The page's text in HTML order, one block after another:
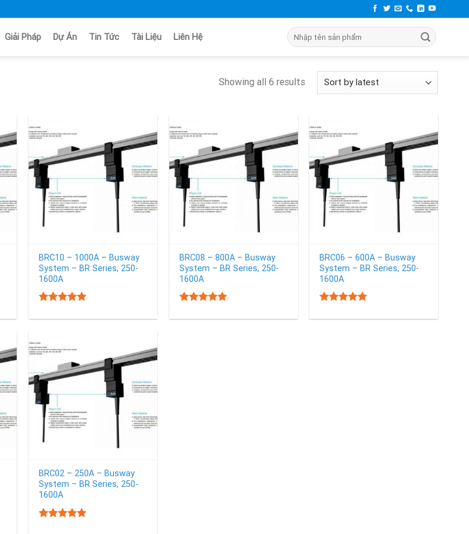
Giải Pháp Dự Án Tin Tức Tài Liệu Liên Hệ
Search
for:
Showing all 6 results
BRC10 – 1000A – Busway
System – BR Series, 250-
1600A
out of 5
BRC08 – 800A – Busway
System – BR Series, 250-
1600A
out of 5
BRC06 – 600A – Busway
System – BR Series, 250-
1600A
out of 5
BRC02 – 250A – Busway
System – BR Series, 250-
1600A